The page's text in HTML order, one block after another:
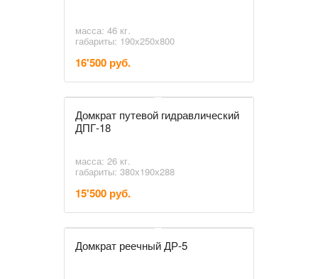
масса: 46 кг.
габариты: 190х250х800
16'500 руб.
Домкрат путевой гидравлический
ДПГ-18
масса: 26 кг.
габариты: 380х190х288
15'500 руб.
Домкрат реечный ДР-5